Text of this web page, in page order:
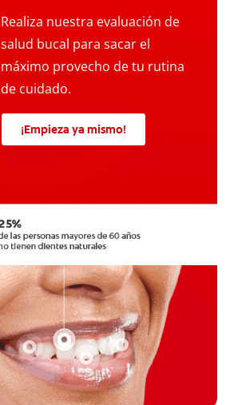
Realiza nuestra evaluación de
salud bucal para sacar el
máximo provecho de tu rutina
de cuidado.
¡Empieza ya mismo!